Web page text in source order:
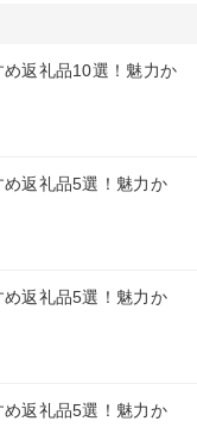
返礼品10選！魅力か
返礼品5選！魅力か
返礼品5選！魅力か
返礼品5選！魅力か